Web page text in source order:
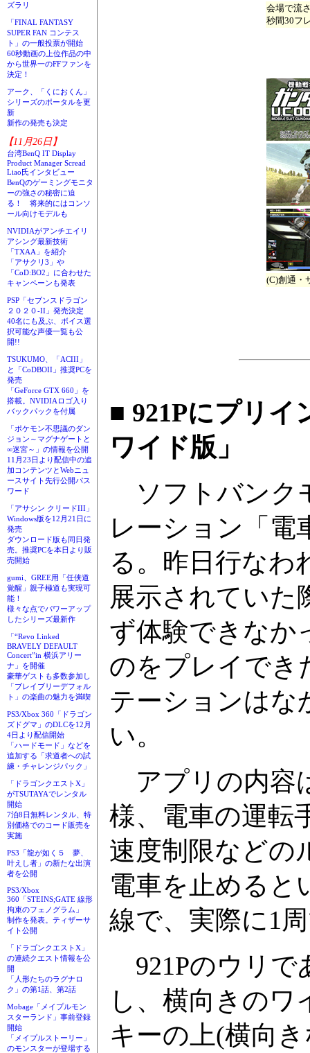
ズラリ
「FINAL FANTASY
SUPER FAN コンテス
ト」の一般投票が開始
60秒動画の上位作品の中
から世界一のFFファンを
決定！
アーク、「くにおくん」
シリーズのポータルを更
新
新作の発売も決定
【11月26日】
台湾BenQ IT Display
Product Manager Scread
Liao氏インタビュー
BenQのゲーミングモニタ
ーの強さの秘密に迫
る！ 将来的にはコンソ
ール向けモデルも
NVIDIAがアンチエイリ
アシング最新技術
「TXAA」を紹介
「アサクリ3」や
「CoD:BO2」に合わせた
キャンペーンも発表
PSP「セブンスドラゴン
２０２０-II」発売決定
40名にも及ぶ、ボイス選
択可能な声優一覧も公
開!!
TSUKUMO、「ACIII」
と「CoDBOII」推奨PCを
発売
「GeForce GTX 660」を
搭載。NVIDIAロゴ入り
バックパックを付属
「ポケモン不思議のダン
ジョン～マグナゲートと
∞迷宮～」の情報を公開
11月23日より配信中の追
加コンテンツとWebニュ
ースサイト先行公開パス
ワード
「アサシン クリードIII」
Windows版を12月21日に
発売
ダウンロード版も同日発
売。推奨PCを本日より販
売開始
gumi、GREE用「任侠道
覚醒」親子極道も実現可
能！
様々な点でパワーアップ
したシリーズ最新作
「“Revo Linked
BRAVELY DEFAULT
Concert”in 横浜アリー
ナ」を開催
豪華ゲストも多数参加し
「ブレイブリーデフォル
ト」の楽曲の魅力を満喫
PS3/Xbox 360「ドラゴン
ズドグマ」のDLCを12月
4日より配信開始
「ハードモード」などを
追加する「求道者への試
練・チャレンジパック」
「ドラゴンクエストX」
がTSUTAYAでレンタル
開始
7泊8日無料レンタル、特
別価格でのコード販売を
実施
PS3「龍が如く５ 夢、
叶えし者」の新たな出演
者を公開
PS3/Xbox
360「STEINS;GATE 線形
拘束のフェノグラム」
制作を発表。ティザーサ
イト公開
「ドラゴンクエストX」
の連続クエスト情報を公
開
「人形たちのラグナロ
ク」の第1話、第2話
Mobage「メイプルモン
スターランド」事前登録
開始
「メイプルストーリー」
のモンスターが登場する
会場で流
秒間30フ
(C)創通・
■ 921Pにプリ
ワイド版」
ソフトバンク
レーション「電
る。昨日行なわ
展示されていた
ず体験できなか
のをプレイでき
テーションはな
い。
アプリの内容
様、電車の運転
速度制限などの
電車を止めると
線で、実際に1
921Pのウリで
し、横向きのワ
キーの上(横向